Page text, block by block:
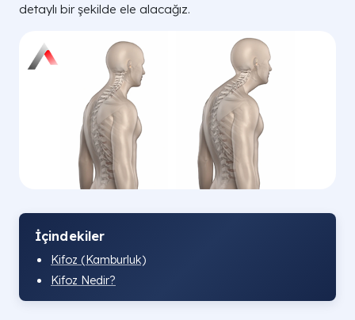
detaylı bir şekilde ele alacağız.
İçindekiler
Kifoz (Kamburluk)
Kifoz Nedir?